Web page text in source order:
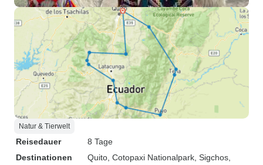
Natur & Tierwelt
Reisedauer
8 Tage
Destinationen
Quito , Cotopaxi Nationalpark , Sigchos